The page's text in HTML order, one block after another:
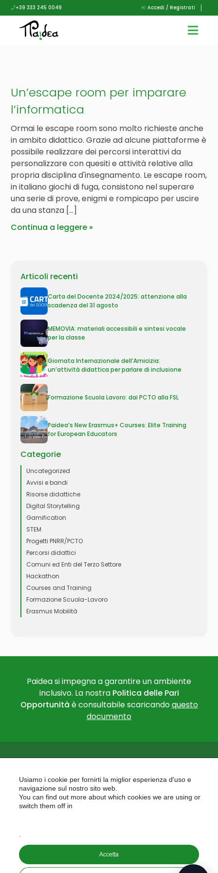
+39 333 245 0049 Accedi / Registrati
Un’escape room per imparare
l’informatica
Ormai le escape room sono molto richieste anche
in ambito didattico. Grazie ad alcune piattaforme è
possibile realizzare dei percorsi interattivi da
personalizzare con quesiti e attività relative alla
propria disciplina d'insegnamento. Le escape room,
in italiano giochi di fuga, consistono nel superare
una serie di prove, enigmi e rompicapo per uscire
da una stanza […]
Continua a leggere
Articoli recenti
Carta del Docente 2024/2025: attenzione alla
scadenza del 31 agosto
MEMOVIA: materiali accessibili e sintesi vocale
per la classe
Giornata Internazionale dell’Amicizia:
un’attività didattica per parlare di inclusione
Formazione Scuola Lavoro: dai PCTO alla FSL
Paidea’s New Erasmus+ Courses: Elite Training
for European Educators
Categorie
Uncategorized
Avvisi e bandi
Risorse didattiche
Digital Storytelling
Gamification
STEM
Progetti PNRR/PCTO
Percorsi didattici
Comuni ed Enti del Terzo Settore
Hackathon
Courses and Training
Formazione Scuola-Lavoro
Erasmus Mobilità
Paidea si impegna a garantire un ambiente
inclusivo. La nostra Politica delle Pari
Opportunità è consultabile scaricandoquesto
documento
PAIDEA
PAIDEA S.A.S. - Capitale sociale 10.000€ i.v.
Usiamo i cookie per fornirti la miglior esperienza d'uso e
navigazione sul nostro sito web.
You can find out more about which cookies we are using or
switch them off in
Accetta